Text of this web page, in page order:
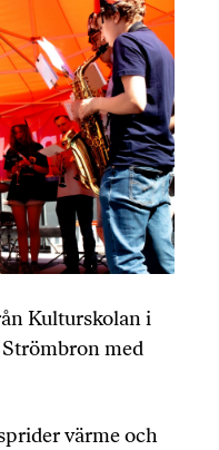
Kulturskolan i
med
värme och